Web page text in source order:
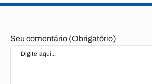
Seu comentário (Obrigatório)